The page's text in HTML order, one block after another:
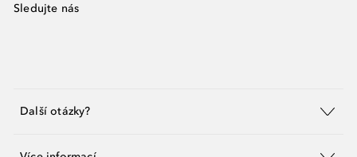
Sledujte nás
Další otázky?